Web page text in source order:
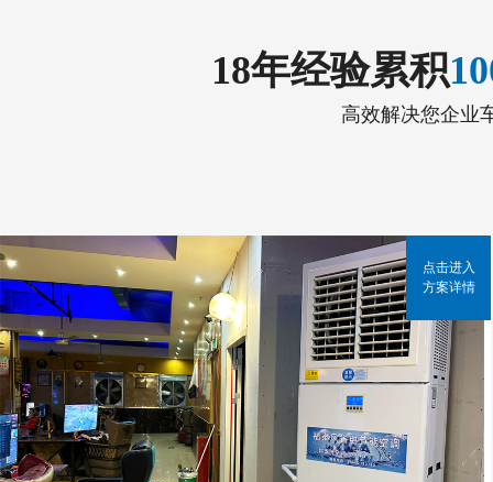
18年经验累积
高效解决您企业
点击进入
方案详情